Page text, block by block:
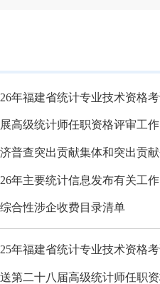
年福建省统计专业技术资格
高级统计师任职资格评审工
普查突出贡献集体和突出贡
年主要统计信息发布有关工
合性涉企收费目录清单
年福建省统计专业技术资格
第二十八届高级统计师任职